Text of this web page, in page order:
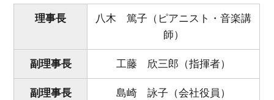
理事長
八木 篤子（ピアニスト・音楽講
師）
副理事長 工藤 欣三郎（指揮者）
副理事長 島崎 詠子（会社役員）